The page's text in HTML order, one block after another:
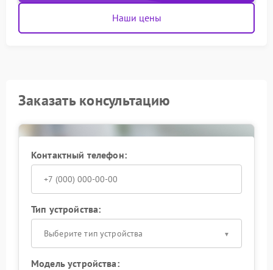
Наши цены
Заказать консультацию
Контактный телефон:
Тип устройства:
Выберите тип устройства
Модель устройства: